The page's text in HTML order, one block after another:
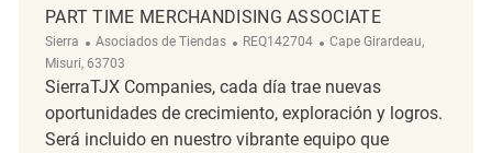
PART TIME MERCHANDISING ASSOCIATE
Sierra Categoría
Asociados de Tiendas ReqId
REQ142704 Ubicación
Cape Girardeau,
Misuri, 63703
SierraTJX Companies, cada día trae nuevas
oportunidades de crecimiento, exploración y logros.
Será incluido en nuestro vibrante equipo que